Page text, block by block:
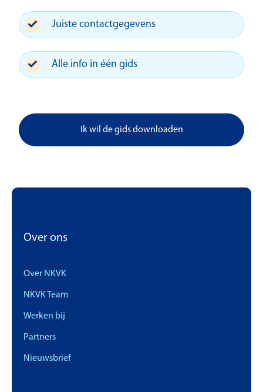
Juiste contactgegevens
Alle info in één gids
Ik wil de gids downloaden
Over ons
Over NKVK
NKVK Team
Werken bij
Partners
Nieuwsbrief